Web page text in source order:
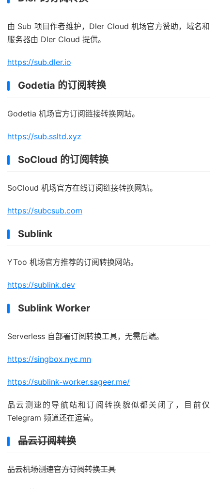
由 Sub 项目作者维护，Dler Cloud 机场官方赞助，域名和
服务器由 Dler Cloud 提供。
https://sub.dler.io
Godetia 的订阅转换
Godetia 机场官方订阅链接转换网站。
https://sub.ssltd.xyz
SoCloud 的订阅转换
SoCloud 机场官方在线订阅链接转换网站。
https://subcsub.com
Sublink
YToo 机场官方推荐的订阅转换网站。
https://sublink.dev
Sublink Worker
Serverless 自部署订阅转换工具，无需后端。
https://singbox.nyc.mn
https://sublink-worker.sageer.me/
品云测速的导航站和订阅转换貌似都关闭了，目前仅
Telegram 频道还在运营。
品云订阅转换
品云机场测速官方订阅转换工具